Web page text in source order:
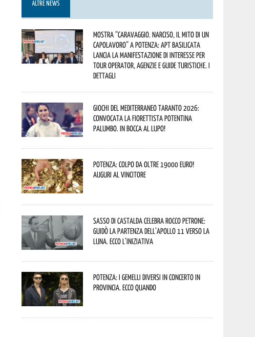
ALTRE NEWS
Mostra “Caravaggio. Narciso, il mito di un
capolavoro” a Potenza: APT Basilicata
lancia la manifestazione di interesse per
Tour Operator, Agenzie e Guide Turistiche. I
dettagli
Giochi del Mediterraneo Taranto 2026:
convocata la fiorettista potentina
Palumbo. In bocca al lupo!
Potenza: colpo da oltre 19000 Euro!
Auguri al vincitore
Sasso di Castalda celebra Rocco Petrone:
guidò la partenza dell’Apollo 11 verso la
Luna. Ecco l’iniziativa
Potenza: i Gemelli DiVersi in concerto in
provincia. Ecco quando